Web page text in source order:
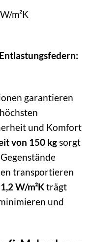
m²K
garantieren
und Komfort
von 150 kgsorgt
transportieren
W/m²Kträgt
und